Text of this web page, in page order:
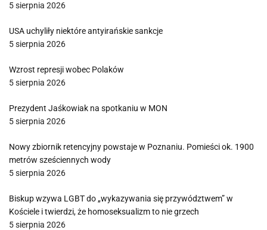
5 sierpnia 2026
USA uchyliły niektóre antyirańskie sankcje
5 sierpnia 2026
Wzrost represji wobec Polaków
5 sierpnia 2026
Prezydent Jaśkowiak na spotkaniu w MON
5 sierpnia 2026
Nowy zbiornik retencyjny powstaje w Poznaniu. Pomieści ok. 1900
metrów sześciennych wody
5 sierpnia 2026
Biskup wzywa LGBT do „wykazywania się przywództwem” w
Kościele i twierdzi, że homoseksualizm to nie grzech
5 sierpnia 2026